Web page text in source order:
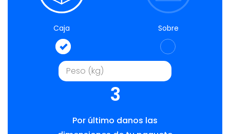
Caja Sobre
3
Por último danos las